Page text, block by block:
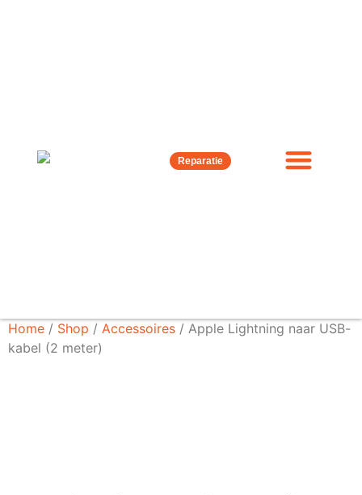
Reparatie
Home / Shop / Accessoires / Apple Lightning naar USB-
kabel (2 meter)